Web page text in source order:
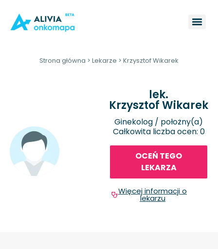
Strona główna > Lekarze > Krzysztof Wikarek
lek.
Krzysztof Wikarek
Ginekolog / położny(a)
Całkowita liczba ocen: 0
OCEŃ TEGO
LEKARZA
Więcej informacji o
lekarzu